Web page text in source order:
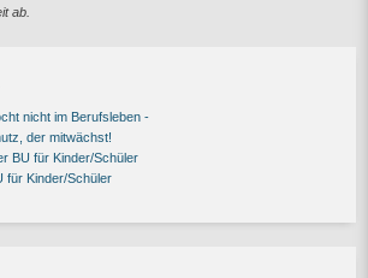
ab.
nicht im Berufsleben -
der mitwächst!
BU für Kinder/Schüler
für Kinder/Schüler